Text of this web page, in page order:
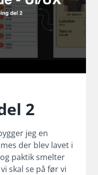
2
jeg en
der blev lavet i
paktik smelter
skal se på før vi